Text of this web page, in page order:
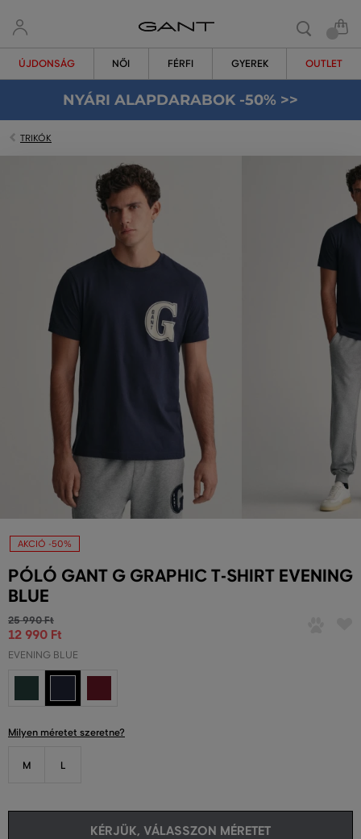
ÚJDONSÁG NŐI FÉRFI GYEREK OUTLET
NYÁRI ALAPDARABOK -50% >>
TRIKÓK
AKCIÓ -50%
PÓLÓ GANT G GRAPHIC T-SHIRT EVENING
BLUE
25 990 Ft
12 990 Ft
EVENING BLUE
Milyen méretet szeretne?
M L
KÉRJÜK, VÁLASSZON MÉRETET